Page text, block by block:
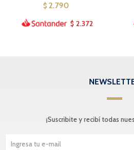
$ 2.790
$ 2.372
¡Suscribite y recibí todas